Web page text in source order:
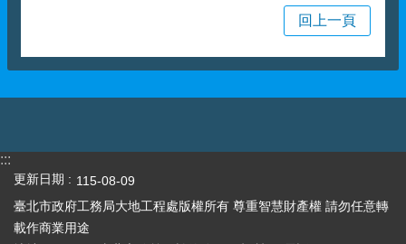
回上一頁
:::
更新日期
115-08-09
臺北市政府工務局大地工程處版權所有 尊重智慧財產權 請勿任意轉
載作商業用途